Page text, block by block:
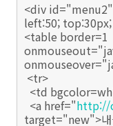
<div
left:50;
<table border=1
<tr>
<td
<a href="http://
target="new">내